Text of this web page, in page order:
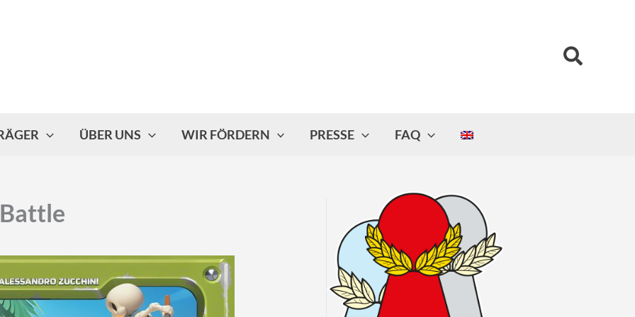
Suchen
ÜBER UNS WIR FÖRDERN PRESSE FAQ